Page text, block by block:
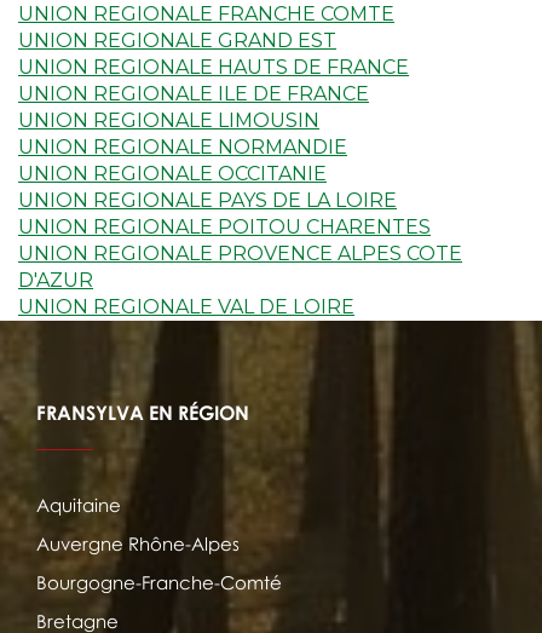
UNION REGIONALE FRANCHE COMTE
UNION REGIONALE GRAND EST
UNION REGIONALE HAUTS DE FRANCE
UNION REGIONALE ILE DE FRANCE
UNION REGIONALE LIMOUSIN
UNION REGIONALE NORMANDIE
UNION REGIONALE OCCITANIE
UNION REGIONALE PAYS DE LA LOIRE
UNION REGIONALE POITOU CHARENTES
UNION REGIONALE PROVENCE ALPES COTE
D'AZUR
UNION REGIONALE VAL DE LOIRE
FRANSYLVA EN RÉGION
Aquitaine
Auvergne Rhône-Alpes
Bourgogne-Franche-Comté
Bretagne